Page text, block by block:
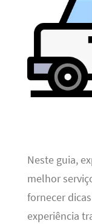
Neste guia,
melhor
fornecer
experiência